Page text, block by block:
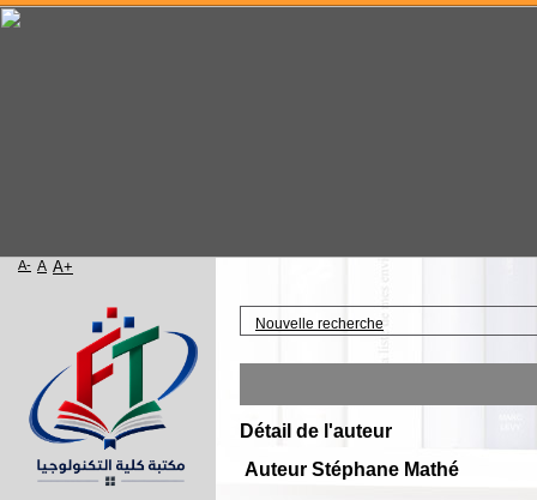
Nouvelle recherche
Détail de l'auteur
Auteur Stéphane Mathé
Accueil
A- A A+